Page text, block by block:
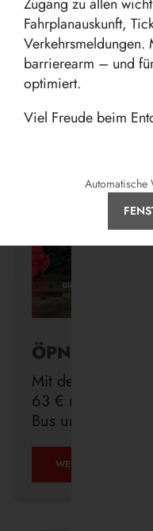
ÖPNV ist,
Mit dem
63 € monatlich in
Bus und Bahn
WEITERLESEN …
Fahrplanauskunft,
barrierearm – und
optimiert.
Viel Freude beim
Automatische